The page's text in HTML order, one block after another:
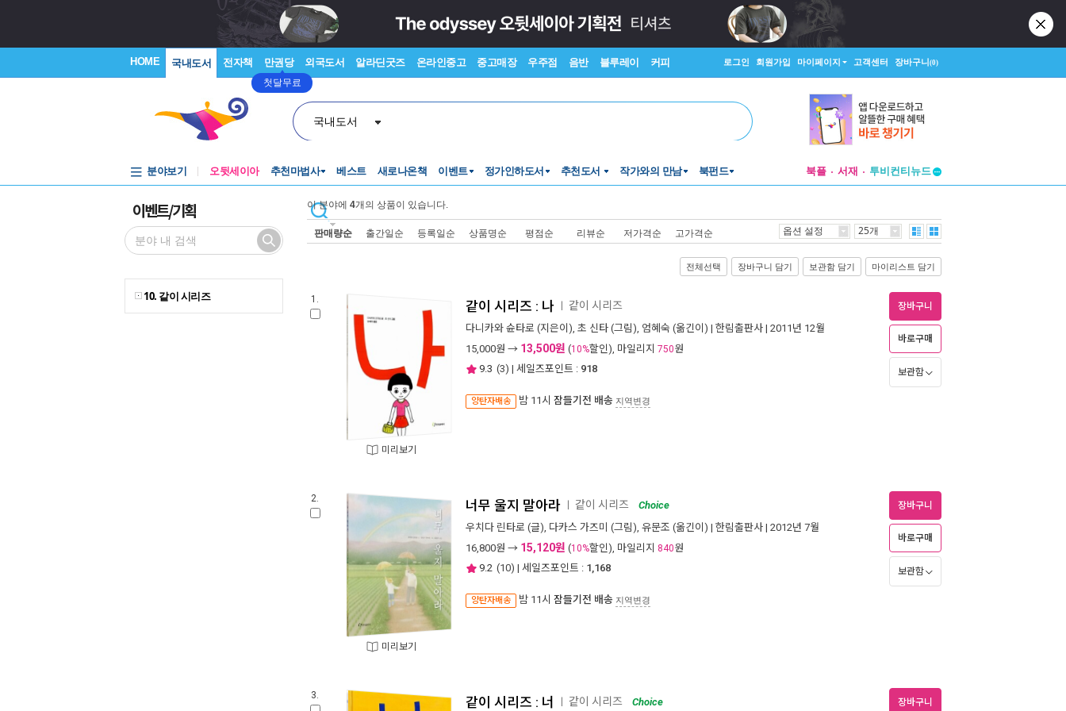
HOME 국내도서 전자책 만권당
첫달무료
외국도서 알라딘굿즈 온라인중고 중고매장 우주점 음반 블루레이 커피 로그인 회원가입 마이페이지 고객센터 장바구니(0)
국내도서
분야보기 오뒷세이아 추천마법사 베스트 새로나온책 이벤트 정가인하도서 추천도서 작가와의 만남 북펀드 북플 서재
투비컨티뉴드
이벤트/기획
10. 같이 시리즈
이 분야에 4개의 상품이 있습니다.
판매량순 출간일순 등록일순 상품명순 평점순 리뷰순 저가격순 고가격순 옵션 설정 25개
전체선택 장바구니 담기 보관함 담기 마이리스트 담기
1.
미리보기
같이 시리즈 : 나 같이 시리즈
다니카와 슌타로 (지은이), 초 신타 (그림), 엄혜숙 (옮긴이) | 한림출판사 | 2011년 12월
15,000원 → 13,500원 (10%할인), 마일리지 750원
9.3 (3) | 세일즈포인트 : 918
양탄자배송 밤 11시 잠들기전 배송 지역변경
장바구니
바로구매
보관함
2.
미리보기
너무 울지 말아라 같이 시리즈
Choice
우치다 린타로 (글), 다카스 가즈미 (그림), 유문조 (옮긴이) | 한림출판사 | 2012년 7월
16,800원 → 15,120원 (10%할인), 마일리지 840원
9.2 (10) | 세일즈포인트 : 1,168
양탄자배송 밤 11시 잠들기전 배송 지역변경
장바구니
바로구매
보관함
3. 같이 시리즈 : 너 같이 시리즈 Choice 장바구니